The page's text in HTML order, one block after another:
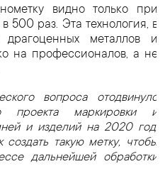
видно только при
500 раз. Эта технология, в
металлов и
на профессионалов, а не
вопроса отодвинуло
проекта маркировки и
и изделий на 2020 год.
такую метку, чтобы
дальнейшей обработки